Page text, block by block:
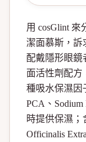
用 cosGlint 來
潔面慕斯，訴
配戴隱形眼鏡
面活性劑配方
種吸水保濕因
PCA、Sodium
時提供保濕；
Officinalis